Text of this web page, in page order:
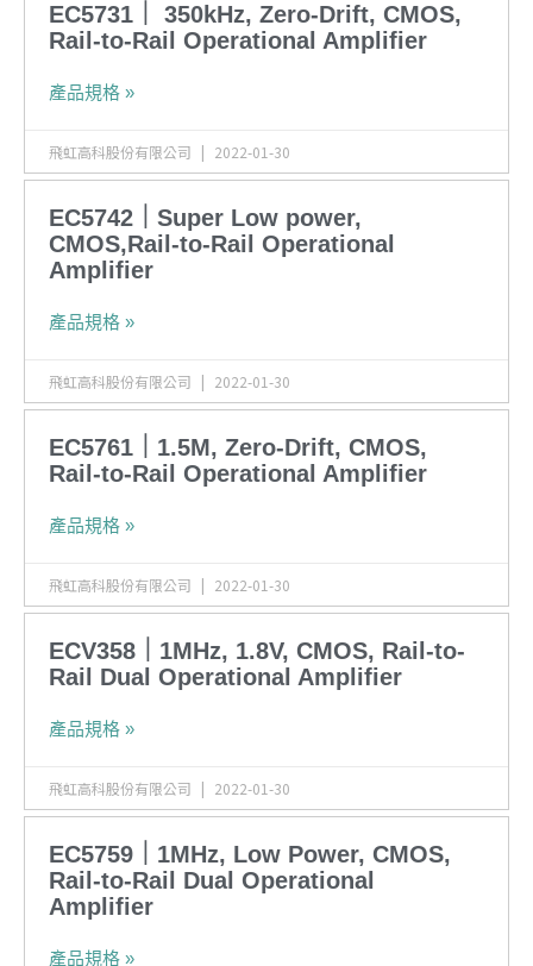
EC5731｜ 350kHz, Zero-Drift, CMOS,
Rail-to-Rail Operational Amplifier
產品規格 »
飛虹高科股份有限公司 2022-01-30
EC5742｜Super Low power,
CMOS,Rail-to-Rail Operational
Amplifier
產品規格 »
飛虹高科股份有限公司 2022-01-30
EC5761｜1.5M, Zero-Drift, CMOS,
Rail-to-Rail Operational Amplifier
產品規格 »
飛虹高科股份有限公司 2022-01-30
ECV358｜1MHz, 1.8V, CMOS, Rail-to-
Rail Dual Operational Amplifier
產品規格 »
飛虹高科股份有限公司 2022-01-30
EC5759｜1MHz, Low Power, CMOS,
Rail-to-Rail Dual Operational
Amplifier
產品規格 »